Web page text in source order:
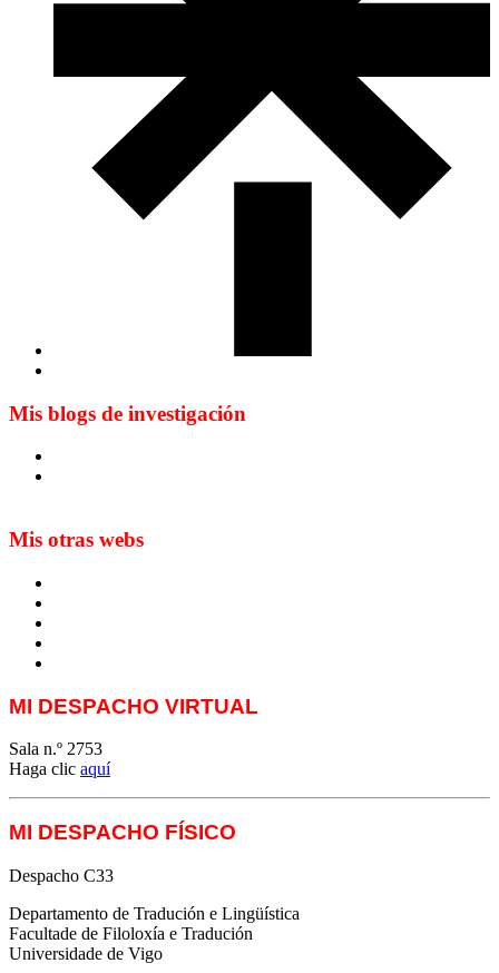
Mis blogs de investigación
Mis otras webs
MI DESPACHO VIRTUAL
Sala n.º 2753
Haga clic aquí
MI DESPACHO FÍSICO
Despacho C33
Departamento de Tradución e Lingüística
Facultade de Filoloxía e Tradución
Universidade de Vigo